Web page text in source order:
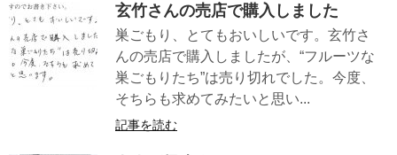
玄竹さんの売店で購入しました
巣ごもり、とてもおいしいです。玄竹さ
んの売店で購入しましたが、“フルーツな
巣ごもりたち”は売り切れでした。今度、
そちらも求めてみたいと思い...
記事を読む